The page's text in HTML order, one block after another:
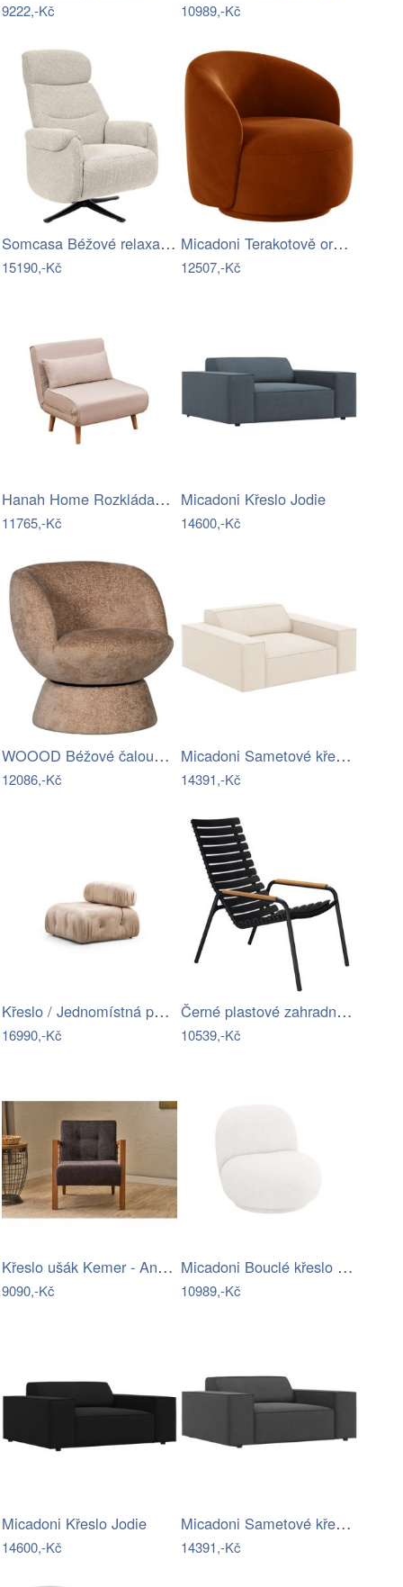
9222,-Kč 10989,-Kč
Somcasa Béžové relaxační otočné křeslo…
15190,-Kč
Micadoni Terakotově oranžové sametové…
12507,-Kč
Hanah Home Rozkládací křeslo Single…
11765,-Kč
Micadoni Křeslo Jodie
14600,-Kč
WOOOD Béžové čalouněné otočné křeslo…
12086,-Kč
Micadoni Sametové křeslo Jodie
14391,-Kč
Křeslo / Jednomístná pohovka Bubble O1 …
16990,-Kč
Černé plastové zahradní lounge křeslo…
10539,-Kč
Křeslo ušák Kemer - Anthracite
9090,-Kč
Micadoni Bouclé křeslo Chuck
10989,-Kč
Micadoni Křeslo Jodie
14600,-Kč
Micadoni Sametové křeslo Jodie
14391,-Kč